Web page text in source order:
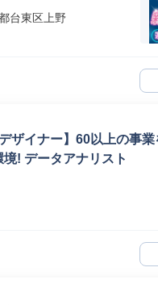
台東区上野
ザイナー】60以上の事
境! データアナリスト